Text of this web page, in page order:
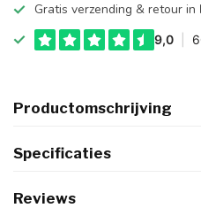
Gratis verzending & retour in
Productomschrijving
Specificaties
Reviews